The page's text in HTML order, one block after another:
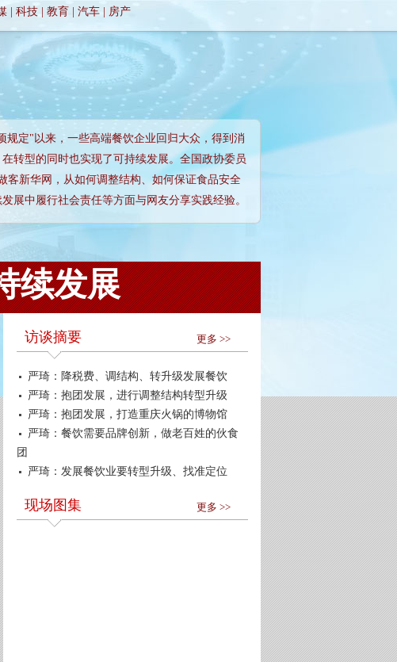
科技 教育 汽车 房产
规定"以来，一些高端餐饮企业回归大众，得到消
转型的同时也实现了可持续发展。全国政协委员
客新华网，从如何调整结构、如何保证食品安全
展中履行社会责任等方面与网友分享实践经验。
续发展